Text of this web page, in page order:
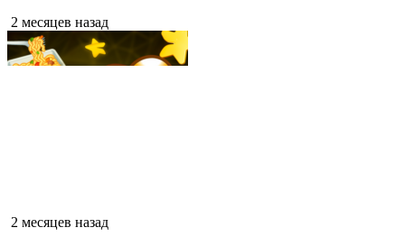
2 месяцев назад
2 месяцев назад